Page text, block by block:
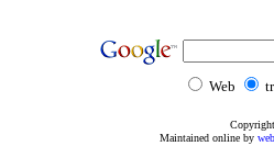
Web
Maintained online by